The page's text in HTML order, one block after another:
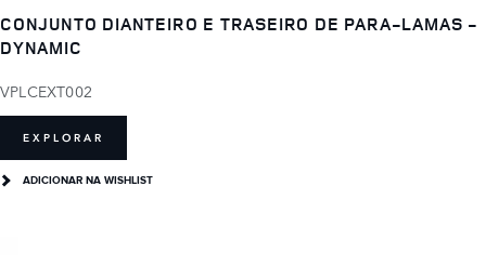
CONJUNTO DIANTEIRO E TRASEIRO DE PARA-LAMAS -
DYNAMIC
VPLCEXT002
EXPLORAR
ADICIONAR NA WISHLIST